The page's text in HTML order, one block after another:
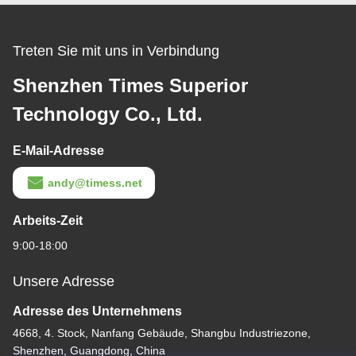
Treten Sie mit uns in Verbindung
Shenzhen Times Superior
Technology Co., Ltd.
E-Mail-Adresse
andy@timess.net
Arbeits-Zeit
9:00-18:00
Unsere Adresse
Adresse des Unternehmens
4668, 4. Stock, Nanfang Gebäude, Shangbu Industriezone,
Shenzhen, Guangdong, China